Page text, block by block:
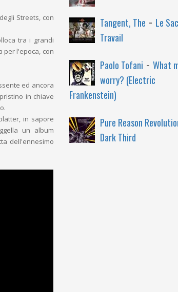
Streets, con
tra i grandi
per l'epoca, con
ed ancora
in chiave
in sapore
un album
dell'ennesimo
Tangent, The - Le
Travail
Paolo Tofani - What
worry? (Electric
Frankenstein)
Pure Reason
Dark Third